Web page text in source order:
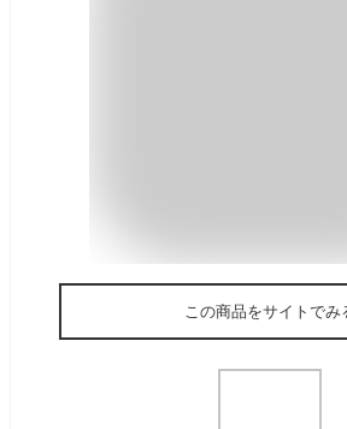
この商品をサイトでみ